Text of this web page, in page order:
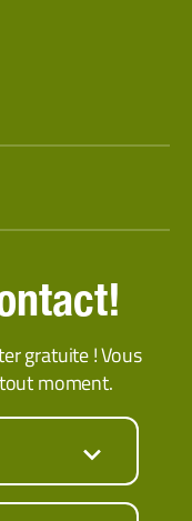
gratuite ! Vous
moment.